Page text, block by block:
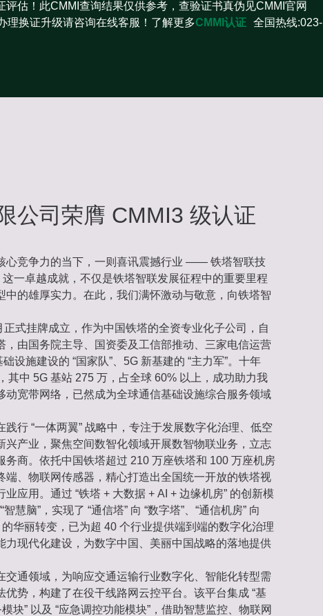
评估！此CMMI查询结果仅供参考，查验证书真伪见CMMI官网
理换证升级请咨询在线客服！了解更多CMMI认证 全国热线:023-
公司荣膺 CMMI3 级认证
心竞争力的当下，一则喜讯震撼行业 —— 铁塔智联技
一卓越成就，不仅是铁塔智联发展征程中的重要里程
的雄厚实力。在此，我们满怀激动与敬意，向铁塔智
式挂牌成立，作为中国铁塔的全资专业化子公司，自
由国务院主导、国资委及工信部推动、三家电信运营
设施建设的 “国家队”、5G 新基建的 “主力军”。十年
其中 5G 基站 275 万，占全球 60% 以上，成功助力我
动宽带网络，已然成为全球通信基础设施综合服务领域
行 “一体两翼” 战略中，专注于发展数字化治理、低空
产业，聚焦空间数智化领域开展数智物联业务，立志
务商。依托中国铁塔超过 210 万座铁塔和 100 万座机房
端、物联网传感器，精心打造出全国统一开放的铁塔视
应用。通过 “铁塔 + 大数据 + AI + 边缘机房” 的创新模
慧脑”，实现了 “通信塔” 向 “数字塔”、“通信机房” 向
的华丽转变，已为超 40 个行业提供端到端的数字化治理
力现代化建设，为数字中国、美丽中国战略的落地提供
通领域，为响应交通运输行业数字化、智能化转型需
势，构建了在役干线路网云控平台。该平台集成 “基
块” 以及 “应急调控功能模块”，借助智慧监控、物联网